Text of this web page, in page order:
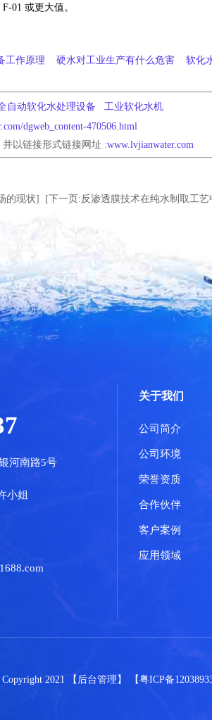
01 或更大值。
工作原理 硬水对工业生产有什么危害 软化
自动软化水处理设备
工业软化水机
dgweb_content-470506.html
以链接形式链接网址 :www.lvjianwater.com
的现状]
[下一页:反渗透膜技术在纯水制取工艺
河南路5号
小姐
关于我们
公司简介
公司环境
荣誉资质
合作伙伴
客户案例
应用领域
2021 【后台管理】 【粤ICP备